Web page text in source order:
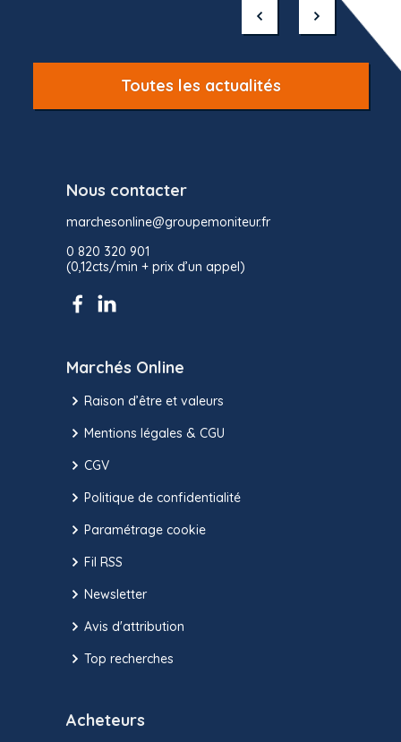
Toutes les actualités
Nous contacter
marchesonline@groupemoniteur.fr
0 820 320 901
(0,12cts/min + prix d’un appel)
Marchés Online
Raison d’être et valeurs
Mentions légales & CGU
CGV
Politique de confidentialité
Paramétrage cookie
Fil RSS
Newsletter
Avis d'attribution
Top recherches
Acheteurs